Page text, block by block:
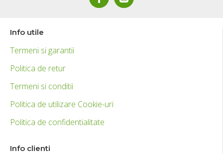
Info utile
Termeni si garantii
Politica de retur
Termeni si conditii
Politica de utilizare Cookie-uri
Politica de confidentialitate
Info clienti